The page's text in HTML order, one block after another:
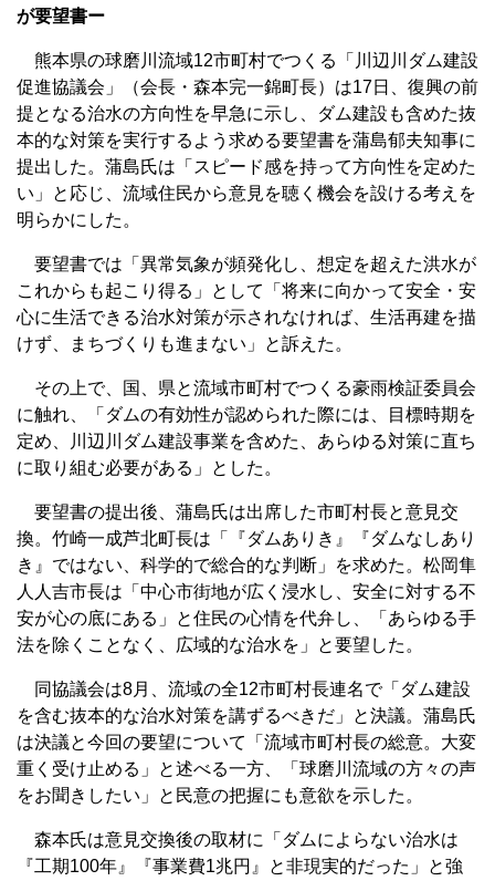
が要望書ー
熊本県の球磨川流域12市町村でつくる「川辺川ダム建設
促進協議会」（会長・森本完一錦町長）は17日、復興の前
提となる治水の方向性を早急に示し、ダム建設も含めた抜
本的な対策を実行するよう求める要望書を蒲島郁夫知事に
提出した。蒲島氏は「スピード感を持って方向性を定めた
い」と応じ、流域住民から意見を聴く機会を設ける考えを
明らかにした。
要望書では「異常気象が頻発化し、想定を超えた洪水が
これからも起こり得る」として「将来に向かって安全・安
心に生活できる治水対策が示されなければ、生活再建を描
けず、まちづくりも進まない」と訴えた。
その上で、国、県と流域市町村でつくる豪雨検証委員会
に触れ、「ダムの有効性が認められた際には、目標時期を
定め、川辺川ダム建設事業を含めた、あらゆる対策に直ち
に取り組む必要がある」とした。
要望書の提出後、蒲島氏は出席した市町村長と意見交
換。竹崎一成芦北町長は「『ダムありき』『ダムなしあり
き』ではない、科学的で総合的な判断」を求めた。松岡隼
人人吉市長は「中心市街地が広く浸水し、安全に対する不
安が心の底にある」と住民の心情を代弁し、「あらゆる手
法を除くことなく、広域的な治水を」と要望した。
同協議会は8月、流域の全12市町村長連名で「ダム建設
を含む抜本的な治水対策を講ずるべきだ」と決議。蒲島氏
は決議と今回の要望について「流域市町村長の総意。大変
重く受け止める」と述べる一方、「球磨川流域の方々の声
をお聞きしたい」と民意の把握にも意欲を示した。
森本氏は意見交換後の取材に「ダムによらない治水は
『工期100年』『事業費1兆円』と非現実的だった」と強